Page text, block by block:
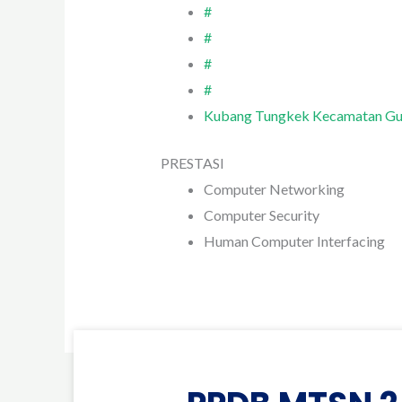
#
#
#
#
Kubang Tungkek Kecamatan
PRESTASI
Computer Networking
Computer Security
Human Computer Interfacing